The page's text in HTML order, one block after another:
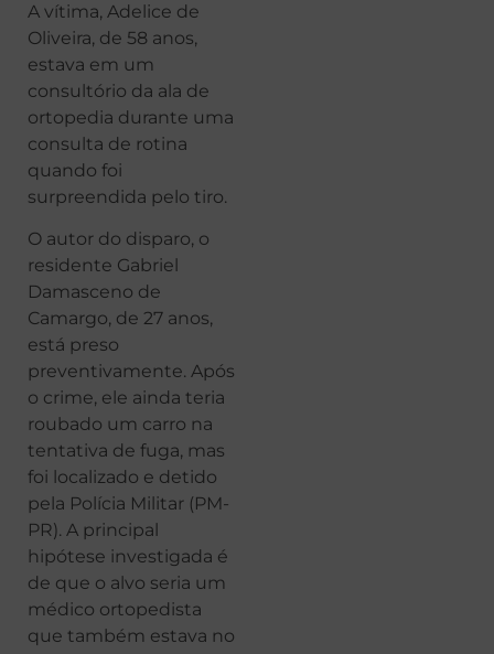
A vítima, Adelice de
Oliveira, de 58 anos,
estava em um
consultório da ala de
ortopedia durante uma
consulta de rotina
quando foi
surpreendida pelo tiro.
O autor do disparo, o
residente Gabriel
Damasceno de
Camargo, de 27 anos,
está preso
preventivamente. Após
o crime, ele ainda teria
roubado um carro na
tentativa de fuga, mas
foi localizado e detido
pela Polícia Militar (PM-
PR). A principal
hipótese investigada é
de que o alvo seria um
médico ortopedista
que também estava no